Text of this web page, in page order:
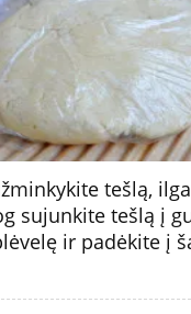
tešlą,
sujunkite tešlą į
ir padėkite į